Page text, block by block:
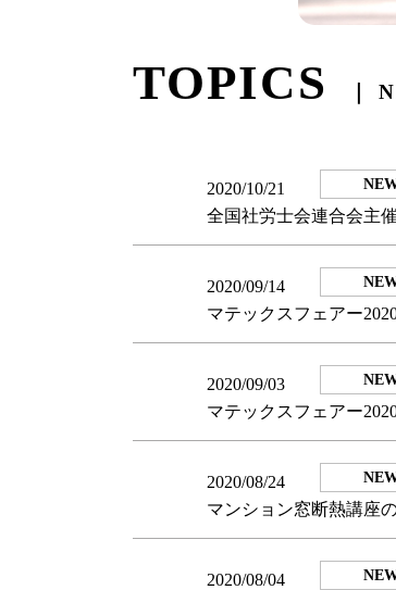
TOPICS ｜
2020/10/21
全国社労士会連合会主
2020/09/14
マテックスフェアー
2020/09/03
マテックスフェアー
2020/08/24
マンション窓断熱講座
2020/08/04